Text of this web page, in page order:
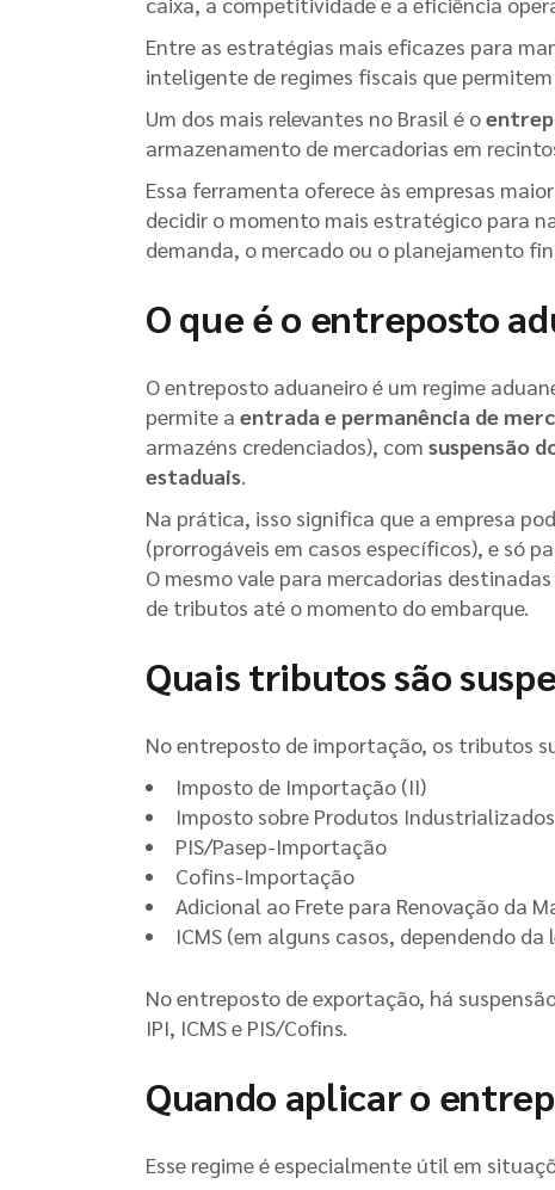
Entre as estratégias mais eficazes para
inteligente de regimes fiscais que
Um dos mais relevantes no Brasil é o
armazenamento de mercadorias em
Essa ferramenta oferece às empresas
decidir o momento mais estratégico para
demanda, o mercado ou o planejamento
O que é o entreposto
O entreposto aduaneiro é um regime
permite a entrada e permanência de
armazéns credenciados), com suspensão
estaduais
Na prática, isso significa que a empresa
(prorrogáveis em casos específicos), e só
O mesmo vale para mercadorias
de tributos até o momento do embarque.
Quais tributos são
No entreposto de importação, os tributos
Imposto de Importação (II)
Imposto sobre Produtos
PIS/Pasep-Importação
Cofins-Importação
Adicional ao Frete para Renovação da
ICMS (em alguns casos, dependendo
No entreposto de exportação, há
IPI, ICMS e PIS/Cofins.
Quando aplicar o
Esse regime é especialmente útil em